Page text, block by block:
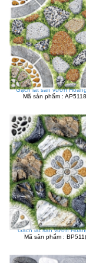
Gạch lát sân vườn
Mã sản phẩm :
Gạch lát sân vườn
Mã sản phẩm :